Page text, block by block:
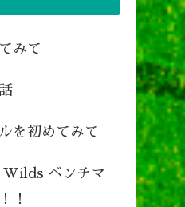
みて
を初めてみて
ベンチマ
！